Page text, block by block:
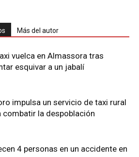
Más del autor
vuelca en Almassora tras
esquivar a un jabalí
impulsa un servicio de taxi rural
combatir la despoblación
4 personas en un accidente en